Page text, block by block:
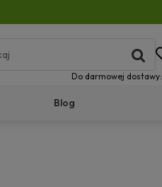
Do darmowej dostawy:
Blog